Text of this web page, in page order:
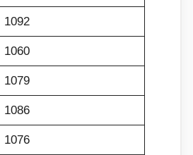
1092
1060
1079
1086
1076